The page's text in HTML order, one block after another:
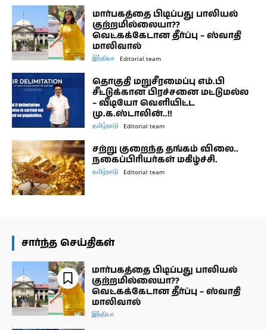
மார்பகத்தை பிடிப்பது பாலியல்
குற்றமில்லையா??
வெட்கக்கேடான தீர்ப்பு – ஸ்வாதி
மாலிவால்
இந்தியா Editorial team
தொகுதி மறுசீரமைப்பு எம்.பி
சீட்டுக்கான பிரச்சனை மட்டுமல்ல
– வீடியோ வெளியிட்ட
மு.க.ஸ்டாலின்..!!
தமிழ்நாடு Editorial team
சற்று குறைந்த தங்கம் விலை..
நகைப்பிரியர்கள் மகிழ்ச்சி.
தமிழ்நாடு Editorial team
சார்ந்த செய்திகள்
மார்பகத்தை பிடிப்பது பாலியல்
குற்றமில்லையா??
வெட்கக்கேடான தீர்ப்பு – ஸ்வாதி
மாலிவால்
இந்தியா